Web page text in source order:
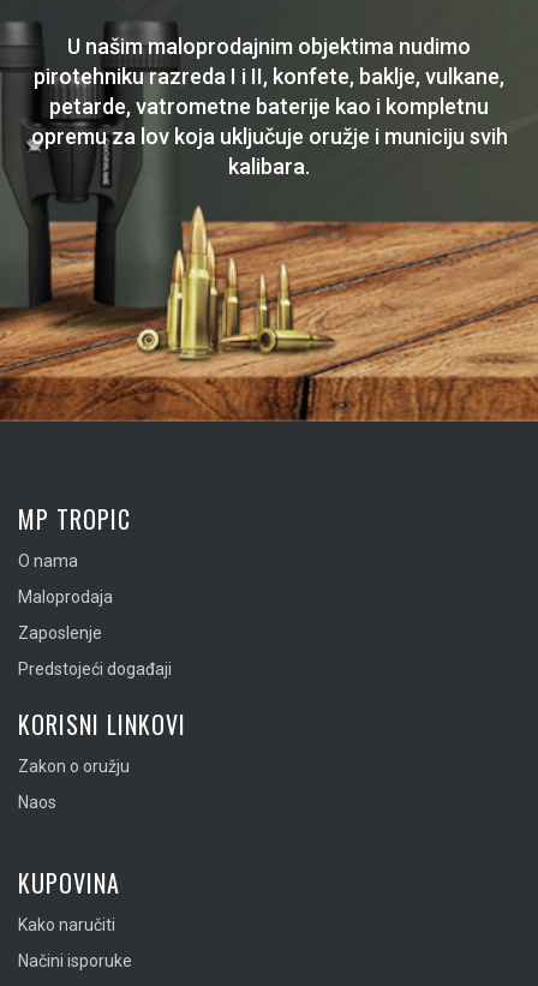
U našim maloprodajnim objektima nudimo
pirotehniku razreda I i II, konfete, baklje, vulkane,
petarde, vatrometne baterije kao i kompletnu
opremu za lov koja uključuje oružje i municiju svih
kalibara.
MP TROPIC
O nama
Maloprodaja
Zaposlenje
Predstojeći događaji
KORISNI LINKOVI
Zakon o oružju
Naos
KUPOVINA
Kako naručiti
Načini isporuke